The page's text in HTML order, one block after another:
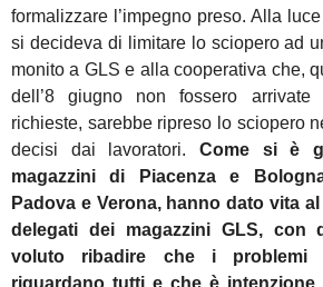
formalizzare l’impegno preso. Alla
si decideva di limitare lo sciopero ad
monito a GLS e alla cooperativa che,
dell’8 giugno non fossero arrivate
richieste, sarebbe ripreso lo sciopero
decisi dai lavoratori. Come si è
magazzini di Piacenza e
Padova e Verona, hanno dato vita
delegati dei magazzini GLS, con
voluto ribadire che i problemi
riguardano tutti e che è